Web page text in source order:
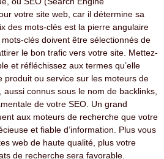
votre site web, car il détermine sa
des mots-clés est la pierre angulaire
mots-clés doivent être sélectionnés de
le bon trafic vers votre site. Mettez-
et réfléchissez aux termes qu’elle
produit ou service sur les moteurs de
aussi connus sous le nom de backlinks,
de votre SEO. Un grand
aux moteurs de recherche que votre
et fiable d’information. Plus vous
web de haute qualité, plus votre
de recherche sera favorable.